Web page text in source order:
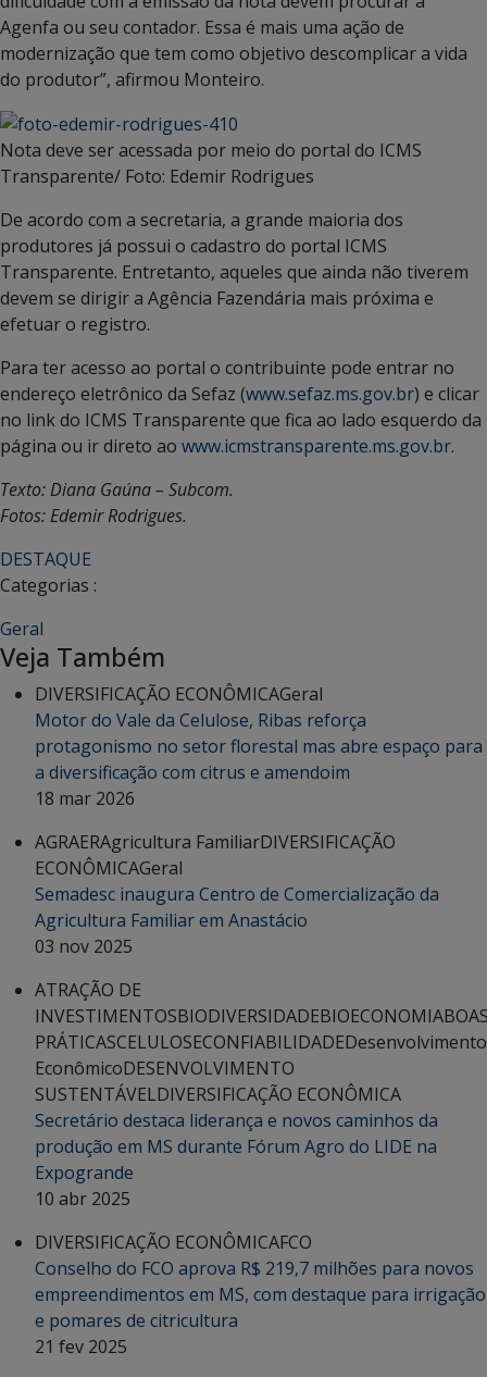
Agenfa ou seu contador. Essa é mais uma ação de
modernização que tem como objetivo descomplicar a vida
do produtor”, afirmou Monteiro.
Nota deve ser acessada por meio do portal do ICMS
Transparente/ Foto: Edemir Rodrigues
De acordo com a secretaria, a grande maioria dos
produtores já possui o cadastro do portal ICMS
Transparente. Entretanto, aqueles que ainda não tiverem
devem se dirigir a Agência Fazendária mais próxima e
efetuar o registro.
Para ter acesso ao portal o contribuinte pode entrar no
endereço eletrônico da Sefaz (www.sefaz.ms.gov.br) e clicar
no link do ICMS Transparente que fica ao lado esquerdo da
página ou ir direto ao www.icmstransparente.ms.gov.br.
Texto: Diana Gaúna – Subcom.
Fotos: Edemir Rodrigues.
DESTAQUE
Categorias :
Geral
Veja Também
DIVERSIFICAÇÃO ECONÔMICAGeral
Motor do Vale da Celulose, Ribas reforça
protagonismo no setor florestal mas abre espaço para
a diversificação com citrus e amendoim
18 mar 2026
AGRAERAgricultura FamiliarDIVERSIFICAÇÃO
ECONÔMICAGeral
Semadesc inaugura Centro de Comercialização da
Agricultura Familiar em Anastácio
03 nov 2025
ATRAÇÃO DE
INVESTIMENTOSBIODIVERSIDADEBIOECONOMIA
PRÁTICASCELULOSECONFIABILIDADEDesenvolvimento
EconômicoDESENVOLVIMENTO
SUSTENTÁVELDIVERSIFICAÇÃO ECONÔMICA
Secretário destaca liderança e novos caminhos da
produção em MS durante Fórum Agro do LIDE na
Expogrande
10 abr 2025
DIVERSIFICAÇÃO ECONÔMICAFCO
Conselho do FCO aprova R$ 219,7 milhões para novos
empreendimentos em MS, com destaque para irrigação
e pomares de citricultura
21 fev 2025